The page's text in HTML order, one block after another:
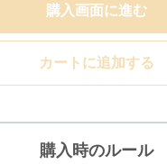
購入画面に進む
カートに追加する
購入時のルール